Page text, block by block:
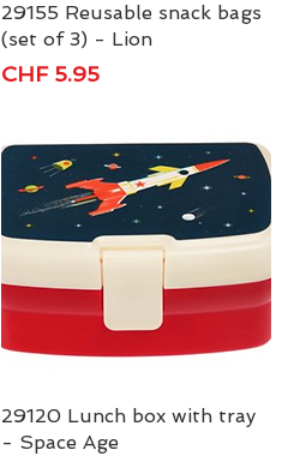
Schnellansicht
29155 Reusable snack bags
(set of 3) - Lion
Preis
CHF 5.95
Schnellansicht
29120 Lunch box with tray
- Space Age